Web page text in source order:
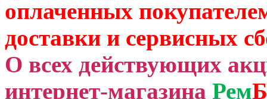
оплаченных
доставки и сервисных
О всех действующих
интернет-магазина Рем